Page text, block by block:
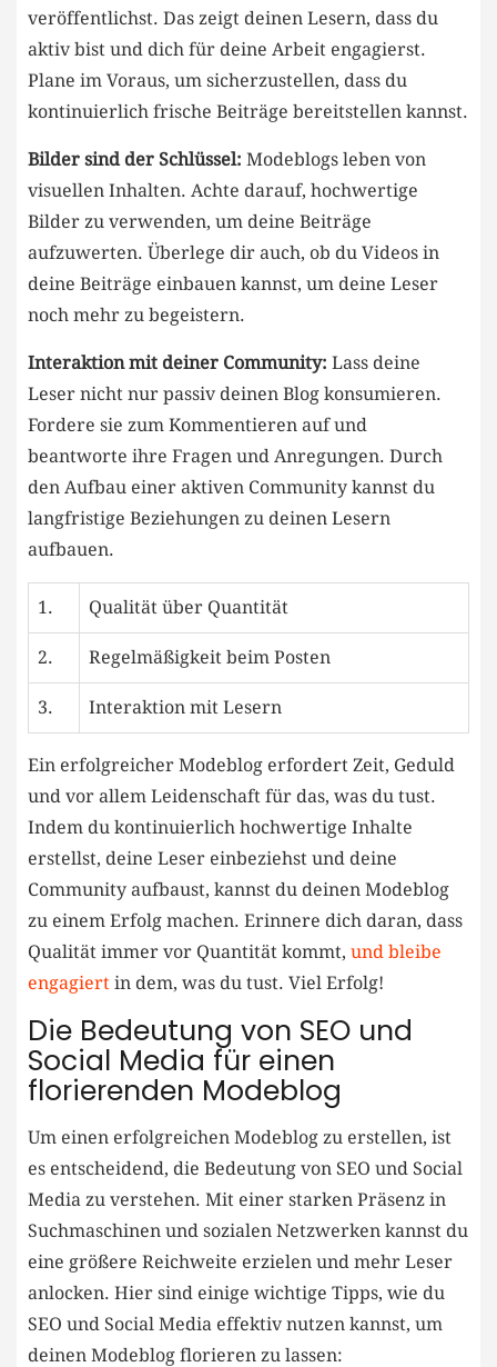
⁢veröffentlichst. Das zeigt deinen Lesern, dass du
aktiv bist und​ dich für‍ deine Arbeit engagierst.
Plane‍ im Voraus, um sicherzustellen, dass du
kontinuierlich frische⁤ Beiträge bereitstellen kannst.
Bilder sind der Schlüssel: Modeblogs ‍leben von
visuellen Inhalten. Achte darauf, hochwertige
Bilder zu verwenden, um deine‍ Beiträge
⁢aufzuwerten. Überlege dir ⁣auch, ob du Videos in
deine Beiträge ⁢einbauen kannst,​ um deine Leser
noch mehr zu begeistern.
Interaktion mit deiner Community: Lass deine
Leser‌ nicht‍ nur passiv deinen ⁣Blog konsumieren.
Fordere⁤ sie zum⁣ Kommentieren auf und
beantworte ihre Fragen ​und Anregungen.​ Durch
‍den Aufbau einer aktiven⁣ Community kannst du
langfristige Beziehungen ‍zu deinen Lesern
aufbauen.
1. Qualität über ‌Quantität
2. Regelmäßigkeit beim Posten
3. Interaktion mit Lesern
Ein ⁣erfolgreicher Modeblog erfordert Zeit, Geduld
und ⁤vor allem Leidenschaft für das, was du tust.
Indem du kontinuierlich hochwertige ⁣Inhalte
erstellst,‌ deine Leser ‌einbeziehst und deine
Community aufbaust, kannst du deinen Modeblog
zu einem ⁤Erfolg machen. ⁢Erinnere dich daran, dass
Qualität immer vor ⁢Quantität ⁢kommt, und bleibe
engagiert in⁢ dem, was du tust. ‍Viel Erfolg!
Die Bedeutung‌ von ​SEO und
Social Media für⁢ einen⁢
florierenden Modeblog
Um einen erfolgreichen Modeblog zu erstellen, ist
es entscheidend, die Bedeutung von SEO und Social
Media zu verstehen. Mit⁣ einer starken Präsenz in
Suchmaschinen ⁢und sozialen Netzwerken kannst du
eine größere Reichweite erzielen und mehr Leser
anlocken. Hier sind einige​ wichtige⁢ Tipps, wie du
‌SEO und Social Media effektiv nutzen ‌kannst, um
deinen Modeblog florieren zu lassen: